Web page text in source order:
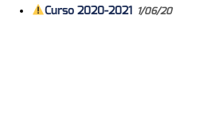
Curso 2020-2021 1/06/20